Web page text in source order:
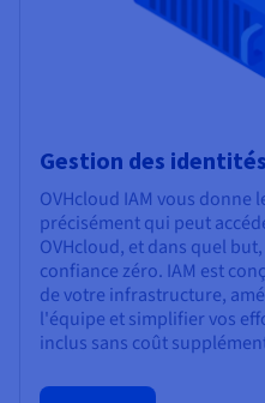
Gestion des
OVHcloud IAM vous
précisément qui peut
OVHcloud, et dans quel
confiance zéro. IAM est
de votre infrastructure,
l'équipe et simplifier vos
inclus sans coût